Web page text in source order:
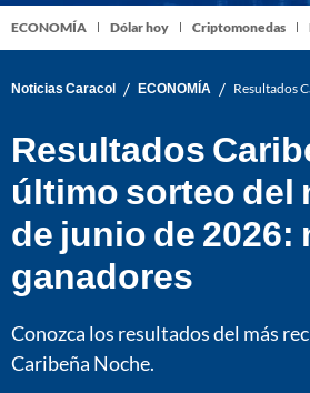
ECONOMÍA Dólar hoy Criptomonedas
Noticias Caracol / ECONOMÍA / Resultados
Resultados
último sorteo del
de junio de 2026:
ganadores
Conozca los resultados del más
Caribeña Noche.